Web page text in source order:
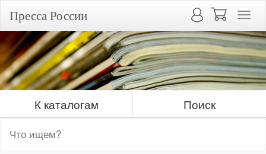
Пресса России
К каталогам Поиск